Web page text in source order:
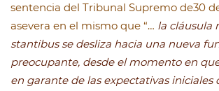
sentencia del Tribunal Supremo de30
asevera en el mismo que “… la cláusula
stantibus se desliza hacia una nueva
preocupante, desde el momento en
en garante de las expectativas iniciales